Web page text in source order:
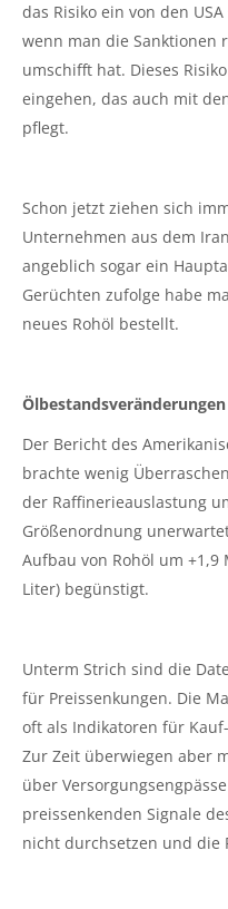
das Risiko ein von den
wenn man die Sanktionen
umschifft hat. Dieses
eingehen, das auch mit
pflegt.
Schon jetzt ziehen sich
Unternehmen aus dem
angeblich sogar ein
Gerüchten zufolge habe
neues Rohöl bestellt.
Der Bericht des
brachte wenig
der Raffinerieauslastung
Größenordnung
Aufbau von Rohöl um
Liter) begünstigt.
Unterm Strich sind die
für Preissenkungen. Die
oft als Indikatoren für
Zur Zeit überwiegen aber
über
preissenkenden Signale
nicht durchsetzen und die